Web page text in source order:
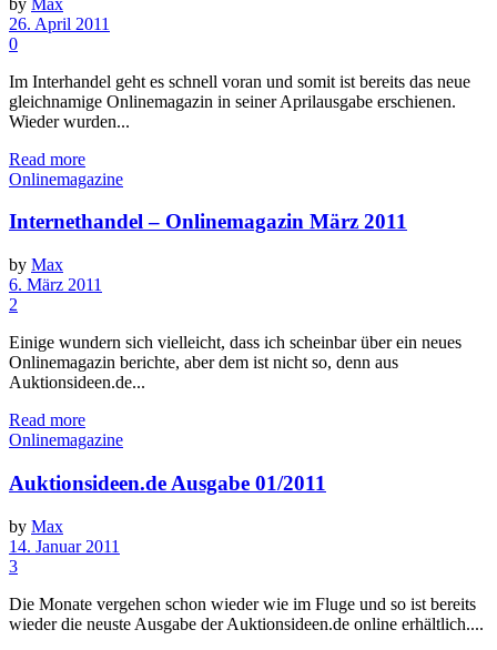
26. April 2011
0
Im Interhandel geht es schnell voran und somit ist bereits das neue
gleichnamige Onlinemagazin in seiner Aprilausgabe erschienen.
Wieder wurden...
Read more
Onlinemagazine
Internethandel – Onlinemagazin März 2011
by Max
6. März 2011
2
Einige wundern sich vielleicht, dass ich scheinbar über ein neues
Onlinemagazin berichte, aber dem ist nicht so, denn aus
Auktionsideen.de...
Read more
Onlinemagazine
Auktionsideen.de Ausgabe 01/2011
by Max
14. Januar 2011
3
Die Monate vergehen schon wieder wie im Fluge und so ist bereits
wieder die neuste Ausgabe der Auktionsideen.de online erhältlich....